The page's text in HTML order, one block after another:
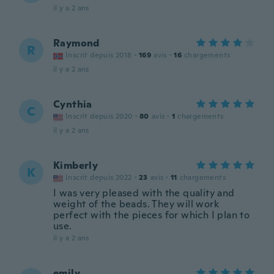
il y a 2 ans
R Raymond
Inscrit depuis 2018 · 169 avis · 16 chargements
il y a 2 ans
C Cynthia
Inscrit depuis 2020 · 80 avis · 1 chargements
il y a 2 ans
K Kimberly
Inscrit depuis 2022 · 23 avis · 11 chargements
I was very pleased with the quality and
weight of the beads. They will work
perfect with the pieces for which I plan to
use.
il y a 2 ans